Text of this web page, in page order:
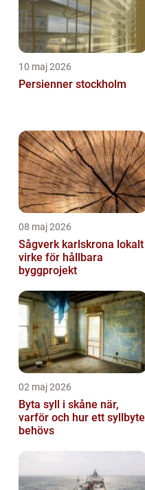
10 maj 2026
Persienner stockholm
08 maj 2026
Sågverk karlskrona lokalt
virke för hållbara
byggprojekt
02 maj 2026
Byta syll i skåne när,
varför och hur ett syllbyte
behövs